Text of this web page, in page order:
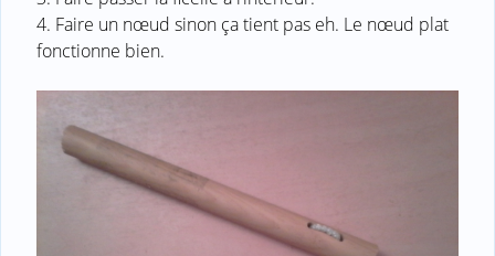
4. Faire un nœud sinon ça tient pas eh. Le nœud plat
fonctionne bien.